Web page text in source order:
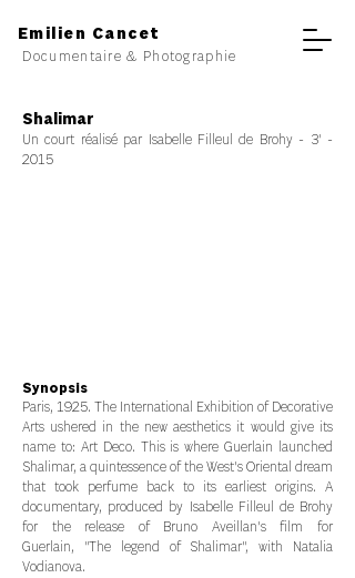
Emilien Cancet
Documentaire & Photographie
Shalimar
Un court réalisé par Isabelle Filleul de Brohy - 3' -
2015
Synopsis
Paris, 1925. The International Exhibition of Decorative
Arts ushered in the new aesthetics it would give its
name to: Art Deco. This is where Guerlain launched
Shalimar, a quintessence of the West's Oriental dream
that took perfume back to its earliest origins. A
documentary, produced by Isabelle Filleul de Brohy
for the release of Bruno Aveillan's film for
Guerlain, "The legend of Shalimar", with Natalia
Vodianova.